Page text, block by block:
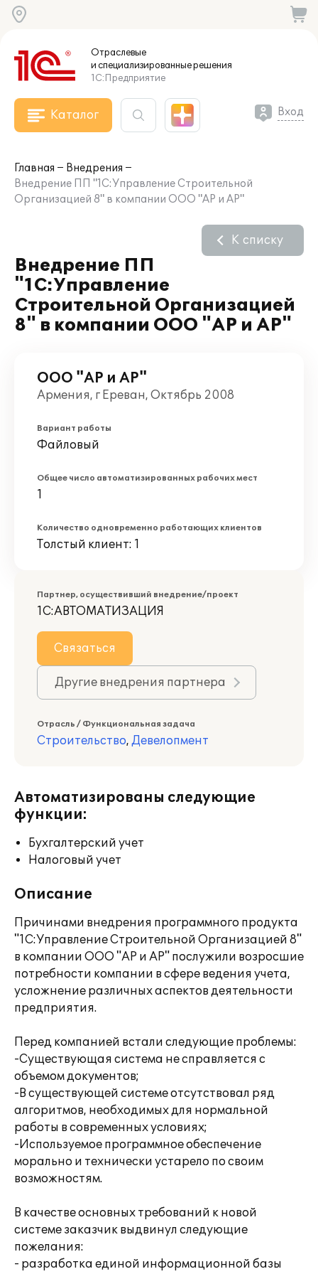
Отраслевые
и специализированныерешения
1С:Предприятие
Каталог Вход
Главная
Внедрения
Внедрение ПП "1С:Управление Строительной
Организацией 8" в компании ООО "АР и АР"
Внедрение ПП
"1С:Управление
Строительной Организацией
8" в компании ООО "АР и АР"
К списку
ООО "АР и АР"
Армения, г Ереван, Октябрь 2008
Вариант работы
Файловый
Общее число автоматизированных рабочих мест
1
Количество одновременно работающих клиентов
Толстый клиент: 1
Партнер, осуществивший внедрение/проект
1С:АВТОМАТИЗАЦИЯ
Связаться
Другие внедрения партнера
Отрасль / Функциональная задача
Строительство, Девелопмент
Автоматизированы следующие
функции:
Бухгалтерский учет
Налоговый учет
Описание
Причинами внедрения программного продукта
"1С:Управление Строительной Организацией 8"
в компании ООО "АР и АР" послужили возросшие
потребности компании в сфере ведения учета,
усложнение различных аспектов деятельности
предприятия.
Перед компанией встали следующие проблемы:
-Существующая система не справляется с
объемом документов;
-В существующей системе отсутствовал ряд
алгоритмов, необходимых для нормальной
работы в современных условиях;
-Используемое программное обеспечение
морально и технически устарело по своим
возможностям.
В качестве основных требований к новой
системе заказчик выдвинул следующие
пожелания:
- разработка единой информационной базы